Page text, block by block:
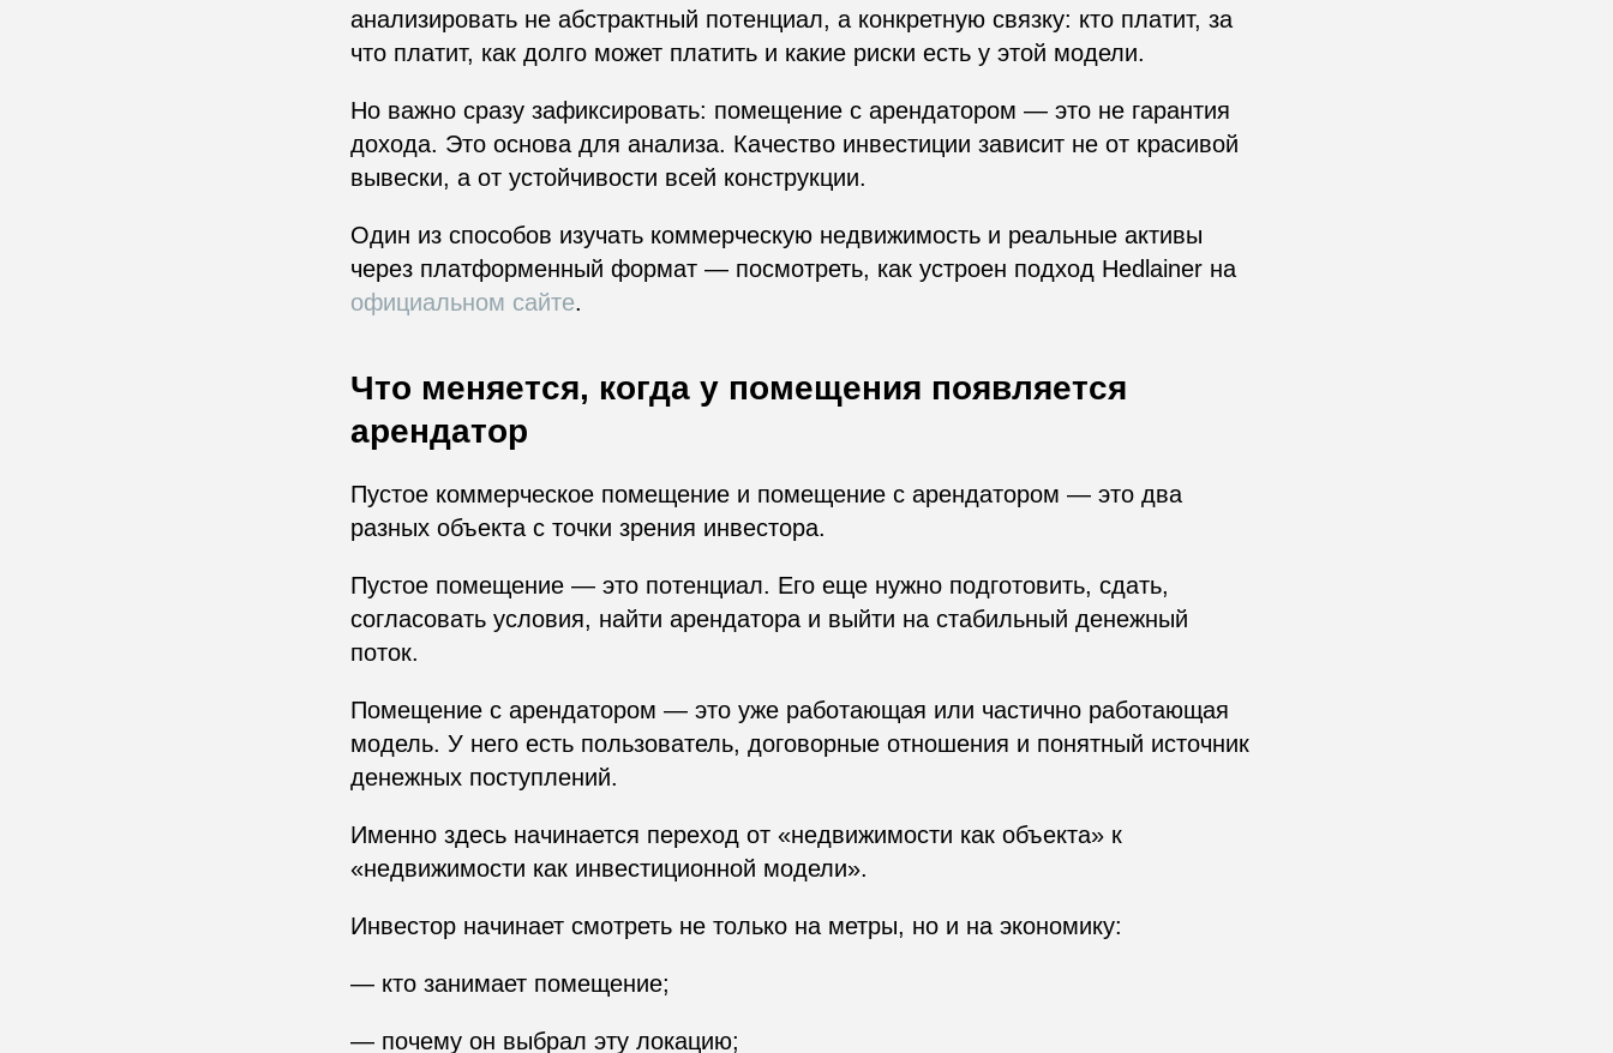
анализировать не абстрактный потенциал, а конкретную связку: кто платит, за
что платит, как долго может платить и какие риски есть у этой модели.
Но важно сразу зафиксировать: помещение с арендатором — это не гарантия
дохода. Это основа для анализа. Качество инвестиции зависит не от красивой
вывески, а от устойчивости всей конструкции.
Один из способов изучать коммерческую недвижимость и реальные активы
через платформенный формат — посмотреть, как устроен подход Hedlainer на
официальном сайте.
Что меняется, когда у помещения появляется
арендатор
Пустое коммерческое помещение и помещение с арендатором — это два
разных объекта с точки зрения инвестора.
Пустое помещение — это потенциал. Его еще нужно подготовить, сдать,
согласовать условия, найти арендатора и выйти на стабильный денежный
поток.
Помещение с арендатором — это уже работающая или частично работающая
модель. У него есть пользователь, договорные отношения и понятный источник
денежных поступлений.
Именно здесь начинается переход от «недвижимости как объекта» к
«недвижимости как инвестиционной модели».
Инвестор начинает смотреть не только на метры, но и на экономику:
— кто занимает помещение;
— почему он выбрал эту локацию;